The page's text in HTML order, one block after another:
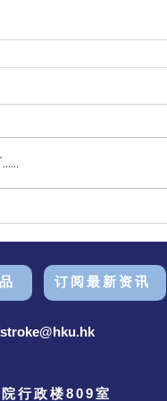
！ 🧠🧐
订阅最新资讯
stroke@hku.hk
行政楼809室